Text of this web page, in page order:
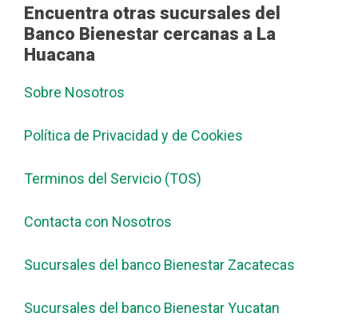
Encuentra otras sucursales del
Banco Bienestar cercanas a La
Huacana
Sobre Nosotros
Política de Privacidad y de Cookies
Terminos del Servicio (TOS)
Contacta con Nosotros
Sucursales del banco Bienestar Zacatecas
Sucursales del banco Bienestar Yucatan